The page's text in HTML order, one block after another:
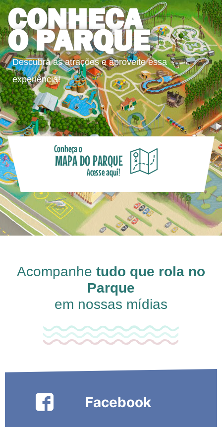
CONHEÇA
O PARQUE
Descubra as atrações e aproveite essa
experiência!
Conheça o
MAPA DO PARQUE
Acesse aqui!
Acompanhe tudo que rola no
Parque
em nossas mídias
Facebook